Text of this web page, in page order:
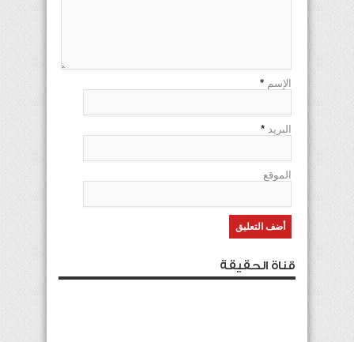
الإسم *
البريد *
الموقع
قناة الحقيقة